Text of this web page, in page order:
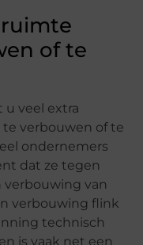
of te
u veel extra
verbouwen of te
ondernemers
dat ze tegen
verbouwing van
verbouwing flink
technisch
is vaak net een